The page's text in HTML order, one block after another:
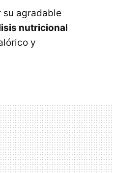
su agradable
nutricional
y